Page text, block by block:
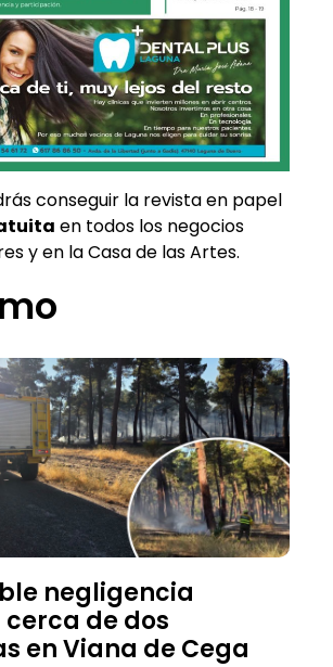
conseguir la revista en papel
en todos los negocios
y en la Casa de las Artes.
negligencia
de dos
en Viana de Cega